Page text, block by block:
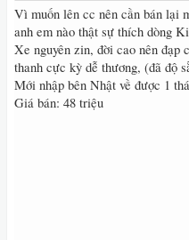
Vì muốn lên cc nên cần bán lại
anh em nào thật sự thích dòng
Xe nguyên zin, đời cao nên đạp
thanh cực kỳ dễ thương, (đã độ
Mới nhập bên Nhật về được 1
Giá bán: 48 triệu